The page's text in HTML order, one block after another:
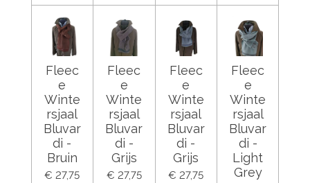
Fleec
e
Winte
rsjaal
Bluvar
di -
Bruin
€ 27,75
Fleec
e
Winte
rsjaal
Bluvar
di -
Grijs
€ 27,75
Fleec
e
Winte
rsjaal
Bluvar
di -
Grijs
€ 27,75
Fleec
e
Winte
rsjaal
Bluvar
di -
Light
Grey